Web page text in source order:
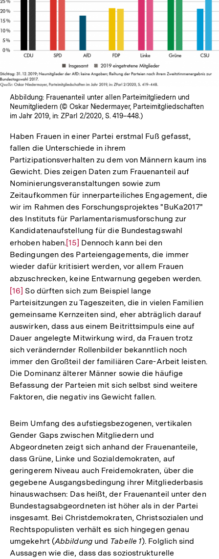
Abbildung: Frauenanteil unter allen Parteimitgliedern und
Neumitgliedern (© Oskar Niedermayer, Parteimitgliedschaften
im Jahr 2019, in: ZParl 2/2020, S. 419–448.)
Haben Frauen in einer Partei erstmal Fuß gefasst,
fallen die Unterschiede in ihrem
Partizipationsverhalten zu dem von Männern kaum ins
Gewicht. Dies zeigen Daten zum Frauenanteil auf
Nominierungsveranstaltungen sowie zum
Zeitaufkommen für innerparteiliches Engagement, die
wir im Rahmen des Forschungsprojektes "BuKa2017"
des Instituts für Parlamentarismusforschung zur
Kandidatenaufstellung für die Bundestagswahl
erhoben haben.Zur
Auflösung
der
Fußnote
[15] Dennoch kann bei den
Bedingungen des Parteiengagements, die immer
wieder dafür kritisiert werden, vor allem Frauen
abzuschrecken, keine Entwarnung gegeben werden.
der
[16] So dürften sich zum Beispiel lange
Parteisitzungen zu Tageszeiten, die in vielen Familien
gemeinsame Kernzeiten sind, eher abträglich darauf
auswirken, dass aus einem Beitrittsimpuls eine auf
Dauer angelegte Mitwirkung wird, da Frauen trotz
sich verändernder Rollenbilder bekanntlich noch
immer den Großteil der familiären Care-Arbeit leisten.
Die Dominanz älterer Männer sowie die häufige
Befassung der Parteien mit sich selbst sind weitere
Faktoren, die negativ ins Gewicht fallen.
Beim Umfang des aufstiegsbezogenen, vertikalen
Gender Gaps zwischen Mitgliedern und
Abgeordneten zeigt sich anhand der Frauenanteile,
dass Grüne, Linke und Sozialdemokraten, auf
geringerem Niveau auch Freidemokraten, über die
gegebene Ausgangsbedingung ihrer Mitgliederbasis
hinauswachsen: Das heißt, der Frauenanteil unter den
Bundestagsabgeordneten ist höher als in der Partei
insgesamt. Bei Christdemokraten, Christsozialen und
Rechtspopulisten verhält es sich hingegen genau
umgekehrt (Abbildungund Tabelle 1). Folglich sind
Aussagen wie die, dass das soziostrukturelle